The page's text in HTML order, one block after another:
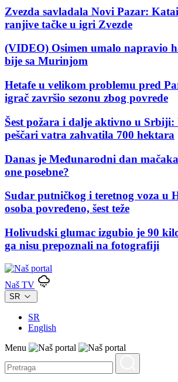
Zvezda savladala Novi Pazar:
ranjive tačke u igri Zvezde
(VIDEO) Osimen umalo napravio
bije sa Murinjom
Hetafe u velikom problemu pred
igrač završio sezonu zbog povrede
Šest požara i dalje aktivno u
peščari vatra zahvatila 700 hektara
Danas je Međunarodni dan
one posebne?
Sudar putničkog i teretnog voza u
osoba povređeno, šest teže
Holivudski glumac izgubio je 90
ga nisu prepoznali na fotografiji
Naš TV
SR
SR
English
Menu